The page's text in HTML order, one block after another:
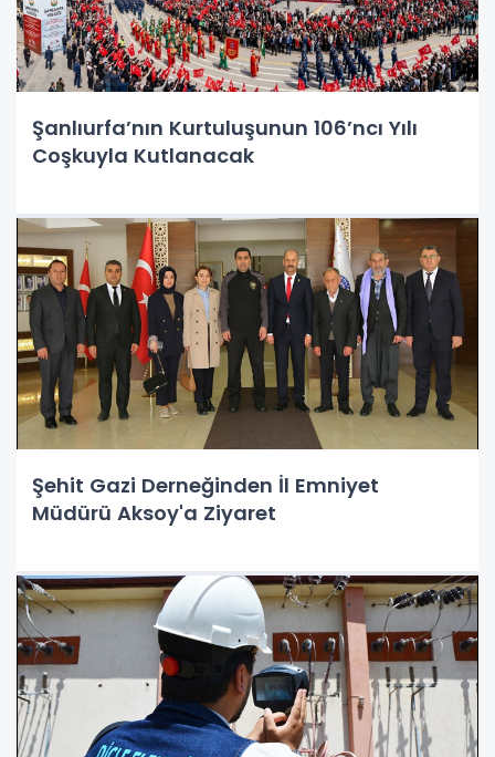
Şanlıurfa’nın Kurtuluşunun 106’ncı Yılı
Coşkuyla Kutlanacak
Şehit Gazi Derneğinden İl Emniyet
Müdürü Aksoy'a Ziyaret